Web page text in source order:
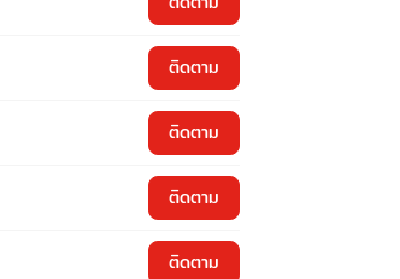
ติดตาม
ติดตาม
ติดตาม
ติดตาม